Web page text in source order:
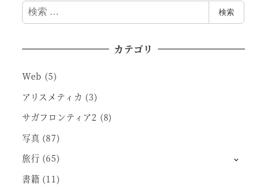
検
索
検索
カテゴリ
Web (5)
アリスメティカ (3)
サガフロンティア2 (8)
写真 (87)
旅行 (65)
書籍 (11)